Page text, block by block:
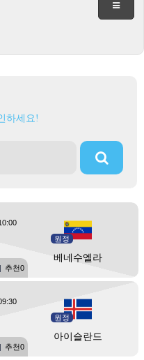
하세요!
원정
베네수엘라
| 추천0
원정
아이슬란드
| 추천0